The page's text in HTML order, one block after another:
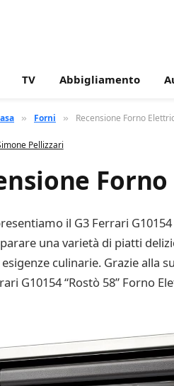
TV Abbigliamento
» Forni » Recensione Forno
Pellizzari
il G3 Ferrari
una varietà di piatti
culinarie. Grazie alla
G10154 “Rostò 58” Forno